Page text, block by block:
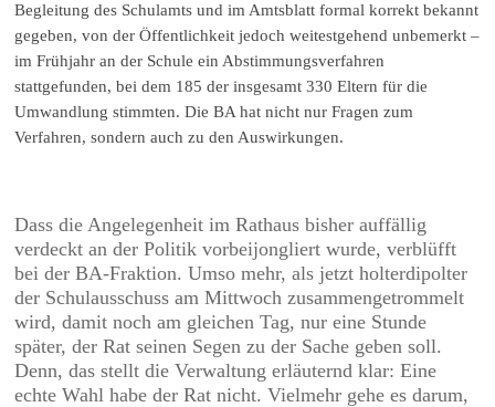
Begleitung des Schulamts und im Amtsblatt formal korrekt bekannt
gegeben, von der Öffentlichkeit jedoch weitestgehend unbemerkt –
im Frühjahr an der Schule ein Abstimmungsverfahren
stattgefunden, bei dem 185 der insgesamt 330 Eltern für die
Umwandlung stimmten.Die BA hat nicht nur Fragen zum
Verfahren, sondern auch zu den Auswirkungen.
Dass die Angelegenheit im Rathaus bisher auffällig
verdeckt an der Politik vorbeijongliert wurde, verblüfft
bei der BA-Fraktion. Umso mehr, als jetzt holterdipolter
der Schulausschuss am Mittwoch zusammengetrommelt
wird, damit noch am gleichen Tag, nur eine Stunde
später, der Rat seinen Segen zu der Sache geben soll.
Denn, das stellt die Verwaltung erläuternd klar: Eine
echte Wahl habe der Rat nicht. Vielmehr gehe es darum,